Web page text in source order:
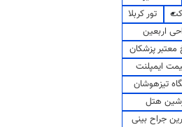
تور کربلا
اربعین
پزشکان
ایمپلنت
تیزهوشان
هتل
جراح بینی